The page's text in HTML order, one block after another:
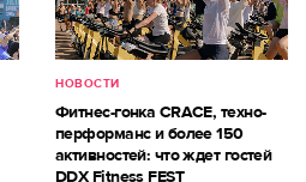
НОВОСТИ
Фитнес-гонка CRACE, техно-
перформанс и более 150
активностей: что ждет гостей
DDX Fitness FEST